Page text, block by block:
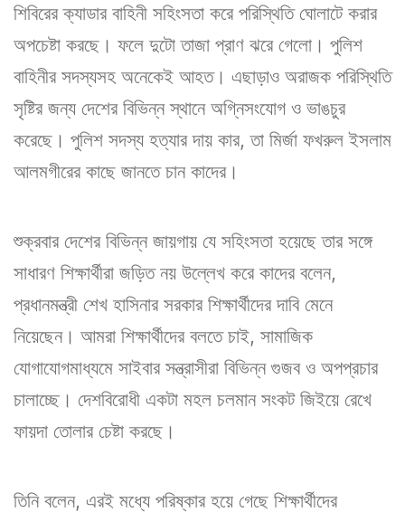
শিবিরের ক্যাডার বাহিনী সহিংসতা করে পরিস্থিতি ঘোলাটে করার
অপচেষ্টা করছে। ফলে দুটো তাজা প্রাণ ঝরে গেলো। পুলিশ
বাহিনীর সদস্যসহ অনেকেই আহত। এছাড়াও অরাজক পরিস্থিতি
সৃষ্টির জন্য দেশের বিভিন্ন স্থানে অগ্নিসংযোগ ও ভাঙচুর
করেছে। পুলিশ সদস্য হত্যার দায় কার, তা মির্জা ফখরুল ইসলাম
আলমগীরের কাছে জানতে চান কাদের।
শুক্রবার দেশের বিভিন্ন জায়গায় যে সহিংসতা হয়েছে তার সঙ্গে
সাধারণ শিক্ষার্থীরা জড়িত নয় উল্লেখ করে কাদের বলেন,
প্রধানমন্ত্রী শেখ হাসিনার সরকার শিক্ষার্থীদের দাবি মেনে
নিয়েছেন। আমরা শিক্ষার্থীদের বলতে চাই, সামাজিক
যোগাযোগমাধ্যমে সাইবার সন্ত্রাসীরা বিভিন্ন গুজব ও অপপ্রচার
চালাচ্ছে। দেশবিরোধী একটা মহল চলমান সংকট জিইয়ে রেখে
ফায়দা তোলার চেষ্টা করছে।
তিনি বলেন, এরই মধ্যে পরিষ্কার হয়ে গেছে শিক্ষার্থীদের